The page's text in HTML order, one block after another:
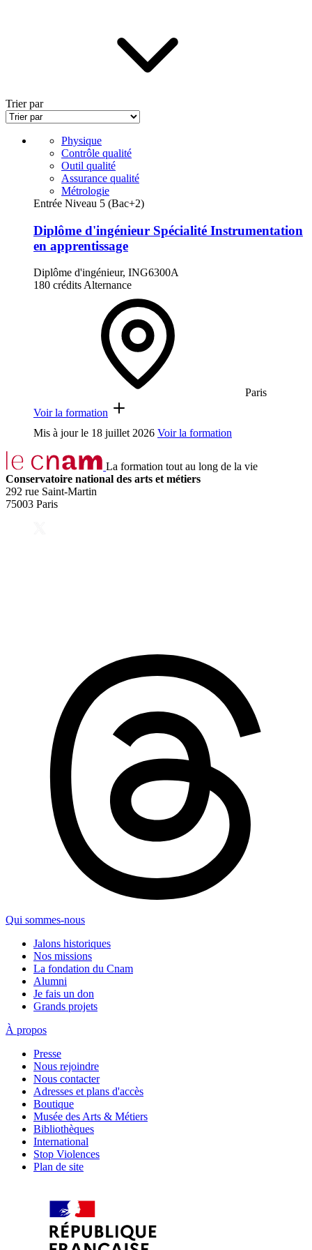
Trier par
Physique
Contrôle qualité
Outil qualité
Assurance qualité
Métrologie
Entrée Niveau 5 (Bac+2)
Diplôme d'ingénieur Spécialité Instrumentation
en apprentissage
Diplôme d'ingénieur, ING6300A
180 crédits Alternance
Paris
Voir la formation
Mis à jour le 18 juillet 2026 Voir la formation
La formation tout au long de la vie
Conservatoire national des arts et métiers
292 rue Saint-Martin
75003 Paris
Qui sommes-nous
Jalons historiques
Nos missions
La fondation du Cnam
Alumni
Je fais un don
Grands projets
À propos
Presse
Nous rejoindre
Nous contacter
Adresses et plans d'accès
Boutique
Musée des Arts & Métiers
Bibliothèques
International
Stop Violences
Plan de site